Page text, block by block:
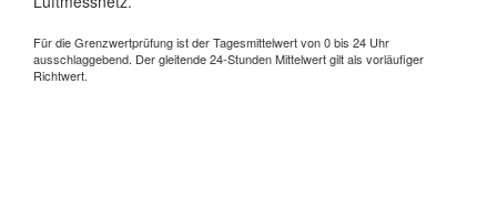
Für die Grenzwertprüfung ist der Tagesmittelwert von 0 bis 24 Uhr
ausschlaggebend. Der gleitende 24-Stunden Mittelwert gilt als vorläufiger
Richtwert.